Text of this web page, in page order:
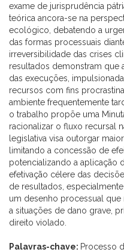
exame de jurisprudência
teórica ancora-se na
ecológico, debatendo a
das formas processuais
irreversibilidade das crises
resultados demonstram que
das execuções,
recursos com fins
ambiente frequentemente
o trabalho propõe uma
racionalizar o fluxo recursal
legislativa visa outorgar
limitando a concessão de
potencializando a aplicação
efetivação célere das
de resultados,
um desenho processual que
a situações de dano grave,
direito violado.
Palavras-chave: Processo